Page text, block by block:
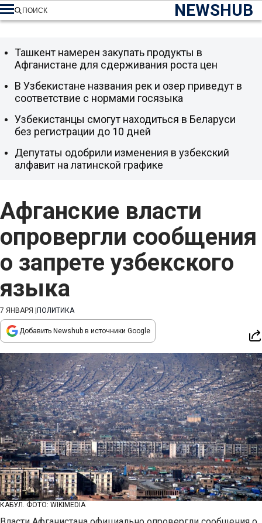
NEWSHUB
ПОИСК
Афганские власти
опровергли сообщения
о запрете узбекского
языка
7 ЯНВАРЯ ПОЛИТИКА
Добавить Newshub в источники Google
КАБУЛ. ФОТО: WIKIMEDIA
Ташкент намерен закупать продукты в
Афганистане для сдерживания роста цен
В Узбекистане названия рек и озер приведут в
соответствие с нормами госязыка
Узбекистанцы смогут находиться в Беларуси
без регистрации до 10 дней
Депутаты одобрили изменения в узбекский
алфавит на латинской графике